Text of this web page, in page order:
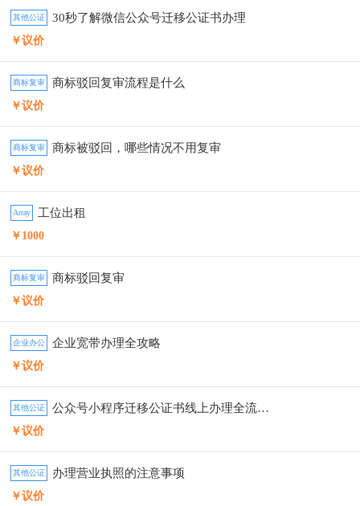
其他公证 30秒了解微信公众号迁移公证书办理
￥议价
商标复审 商标驳回复审流程是什么
￥议价
商标复审 商标被驳回，哪些情况不用复审
￥议价
Array 工位出租
￥1000
商标复审 商标驳回复审
￥议价
企业办公 企业宽带办理全攻略
￥议价
其他公证 公众号小程序迁移公证书线上办理全流程详解
￥议价
其他公证 办理营业执照的注意事项
￥议价